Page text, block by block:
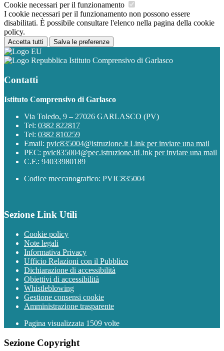
Cookie necessari per il funzionamento
I cookie necessari per il funzionamento non possono essere
disabilitati. È possibile consultare l'elenco nella pagina della cookie
policy.
Accetta tutti Salva le preferenze
Istituto Comprensivo di Garlasco
Contatti
Istituto Comprensivo di Garlasco
Via Toledo, 9 – 27026 GARLASCO (PV)
Tel: 0382 822817
Tel: 0382 810259
Email: pvic835004@istruzione.it Link per inviare una mail
PEC: pvic835004@pec.istruzione.itLink per inviare una mail
C.F.: 94033980189
Codice meccanografico: PVIC835004
Sezione Link Utili
Cookie policy
Note legali
Informativa Privacy
Ufficio Relazioni con il Pubblico
Dichiarazione di accessibilità
Obiettivi di accessibilità
Whistleblowing
Gestione consensi cookie
Amministrazione trasparente
Pagina visualizzata 1509 volte
Sezione Copyright